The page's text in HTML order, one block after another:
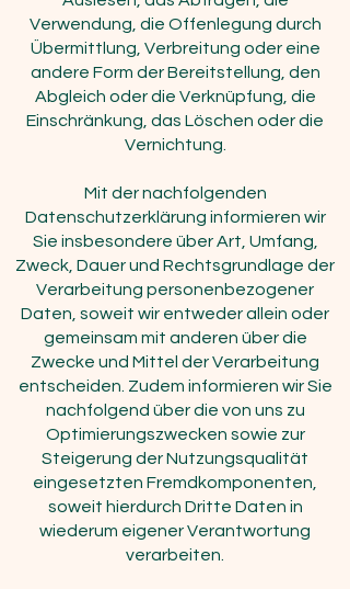
Verwendung, die Offenlegung durch
Übermittlung, Verbreitung oder eine
andere Form der Bereitstellung, den
Abgleich oder die Verknüpfung, die
Einschränkung, das Löschen oder die
Vernichtung.
Mit der nachfolgenden
Datenschutzerklärung informieren wir
Sie insbesondere über Art, Umfang,
Zweck, Dauer und Rechtsgrundlage der
Verarbeitung personenbezogener
Daten, soweit wir entweder allein oder
gemeinsam mit anderen über die
Zwecke und Mittel der Verarbeitung
entscheiden. Zudem informieren wir Sie
nachfolgend über die von uns zu
Optimierungszwecken sowie zur
Steigerung der Nutzungsqualität
eingesetzten Fremdkomponenten,
soweit hierdurch Dritte Daten in
wiederum eigener Verantwortung
verarbeiten.